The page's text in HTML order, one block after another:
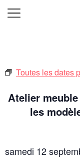
Aller
au
Menu
Toutes les dates
Atelier
les
samedi 12